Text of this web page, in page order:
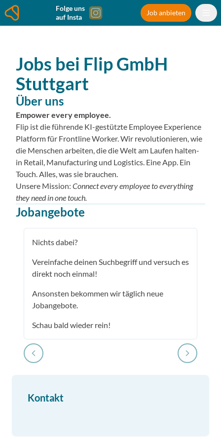
Folge uns
auf Insta
Job anbieten
Jobs bei Flip GmbH
Stuttgart
Über uns
Empower every employee.
Flip ist die führende KI-gestützte Employee Experience
Platform für Frontline Worker. Wir revolutionieren, wie
die Menschen arbeiten, die die Welt am Laufen halten-
in Retail, Manufacturing und Logistics. Eine App. Ein
Touch. Alles, was sie brauchen.
Unsere Mission: Connect every employee to everything
they need in one touch.
Jobangebote
Nichts dabei?
Vereinfache deinen Suchbegriff und versuch es
direkt noch einmal!
Ansonsten bekommen wir täglich neue
Jobangebote.
Schau bald wieder rein!
Kontakt